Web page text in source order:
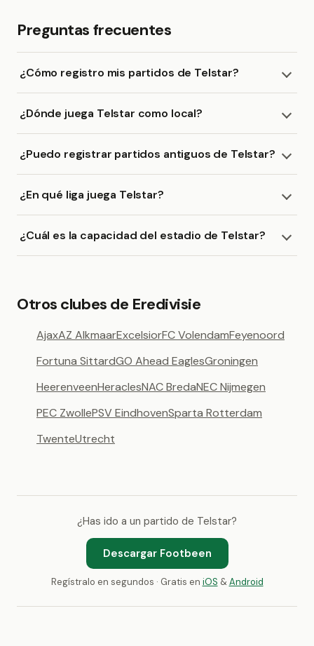
Preguntas frecuentes
¿Cómo registro mis partidos de Telstar?
¿Dónde juega Telstar como local?
¿Puedo registrar partidos antiguos de Telstar?
¿En qué liga juega Telstar?
¿Cuál es la capacidad del estadio de Telstar?
Otros clubes de Eredivisie
AjaxAZ AlkmaarExcelsiorFC VolendamFeyenoord
Fortuna SittardGO Ahead EaglesGroningen
HeerenveenHeraclesNAC BredaNEC Nijmegen
PEC ZwollePSV EindhovenSparta Rotterdam
TwenteUtrecht
¿Has ido a un partido de Telstar?
Descargar Footbeen
Regístralo en segundos · Gratis en iOS &Android